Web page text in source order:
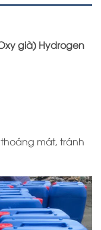
già) Hydrogen
mát, tránh